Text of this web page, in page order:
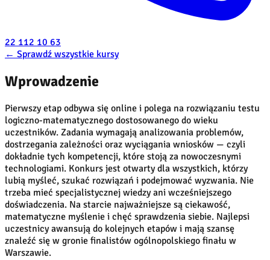
22 112 10 63
← Sprawdź wszystkie kursy
Wprowadzenie
Pierwszy etap odbywa się online i polega na rozwiązaniu testu
logiczno-matematycznego dostosowanego do wieku
uczestników. Zadania wymagają analizowania problemów,
dostrzegania zależności oraz wyciągania wniosków — czyli
dokładnie tych kompetencji, które stoją za nowoczesnymi
technologiami. Konkurs jest otwarty dla wszystkich, którzy
lubią myśleć, szukać rozwiązań i podejmować wyzwania. Nie
trzeba mieć specjalistycznej wiedzy ani wcześniejszego
doświadczenia. Na starcie najważniejsze są ciekawość,
matematyczne myślenie i chęć sprawdzenia siebie. Najlepsi
uczestnicy awansują do kolejnych etapów i mają szansę
znaleźć się w gronie finalistów ogólnopolskiego finału w
Warszawie.